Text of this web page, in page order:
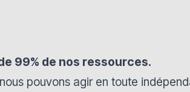
99% de nos ressources.
pouvons agir en toute